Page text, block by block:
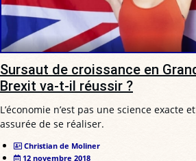
Sursaut de croissance en
Brexit va-t-il réussir ?
L’économie n’est pas une science exacte
assurée de se réaliser.
Christian de Moliner
12 novembre 2018